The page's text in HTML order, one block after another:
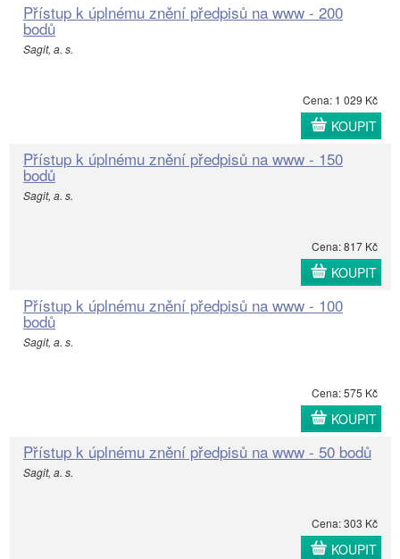
Přístup k úplnému znění předpisů na www - 200
bodů
Sagit, a. s.
Cena: 1 029 Kč
KOUPIT
Přístup k úplnému znění předpisů na www - 150
bodů
Sagit, a. s.
Cena: 817 Kč
KOUPIT
Přístup k úplnému znění předpisů na www - 100
bodů
Sagit, a. s.
Cena: 575 Kč
KOUPIT
Přístup k úplnému znění předpisů na www - 50 bodů
Sagit, a. s.
Cena: 303 Kč
KOUPIT